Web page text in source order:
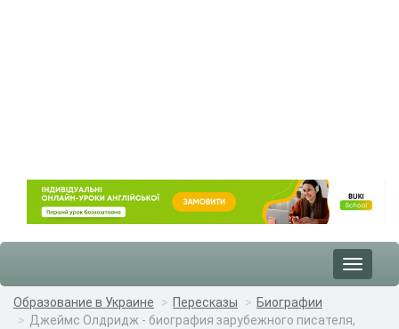
Toggle
Образование в Украине
Пересказы
Биографии
Джеймс Олдридж - биография зарубежного писателя,